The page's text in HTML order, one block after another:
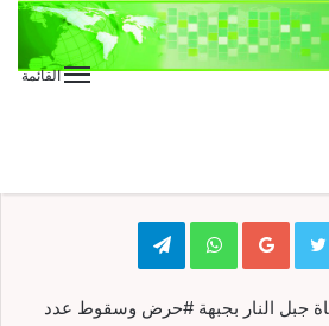
القائمة
Google+
WhatsApp
Telegram
جبل النار بجبهة #حرض وسقوط عدد